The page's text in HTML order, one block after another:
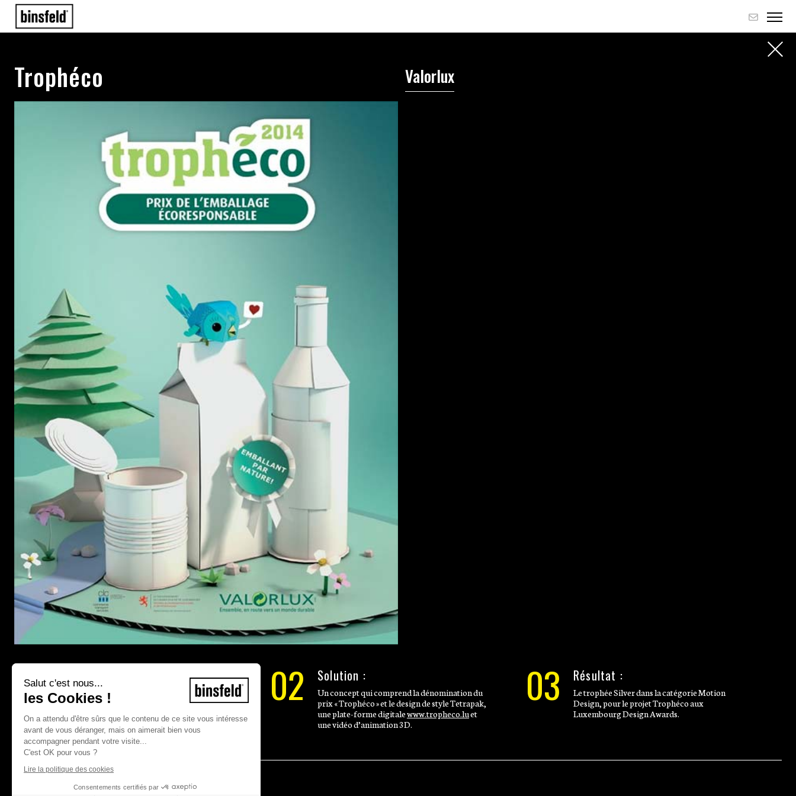
Salut c'est nous...
les Cookies !
On a attendu d'être sûrs que le contenu de ce site vous intéresse
avant de vous déranger, mais on aimerait bien vous
accompagner pendant votre visite...
C'est OK pour vous ?
Lire la politique des cookies
Consentements certifiés par
Trophéco Valorlux
01 Briefing :
Réaliser une campagne pour le Prix de
l’emballage écoresponsable que VALORLUX a
remis en 2014 dans le cadre de la prévention
relative aux emballages.
02 Solution :
Un concept qui comprend la dénomination du
prix « Trophéco » et le design de style Tetrapak,
une plate-forme digitalewww.tropheco.luet
une vidéo d’animation 3D.
03 Résultat :
Le trophée Silver dans la catégorie Motion
Design, pour le projet Trophéco aux
Luxembourg Design Awards.